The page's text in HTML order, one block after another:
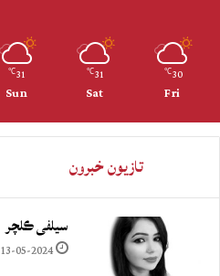
30
℃
Fri
31
℃
Sat
31
℃
Sun
تازيون خبرون
سيلفي ڪلچر
13-05-2024